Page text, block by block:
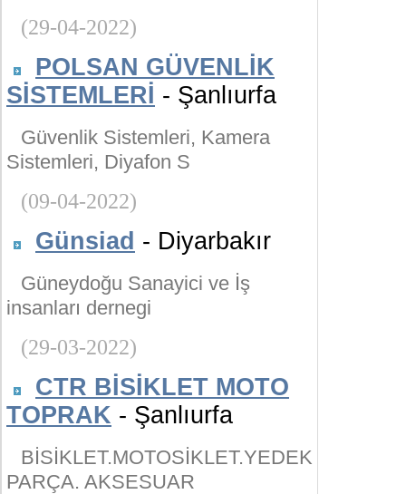
(29-04-2022)
POLSAN GÜVENLİK
SİSTEMLERİ - Şanlıurfa
Güvenlik Sistemleri, Kamera
Sistemleri, Diyafon S
(09-04-2022)
Günsiad - Diyarbakır
Güneydoğu Sanayici ve İş
insanları dernegi
(29-03-2022)
CTR BİSİKLET MOTO
TOPRAK - Şanlıurfa
BİSİKLET.MOTOSİKLET.YEDEK
PARÇA. AKSESUAR